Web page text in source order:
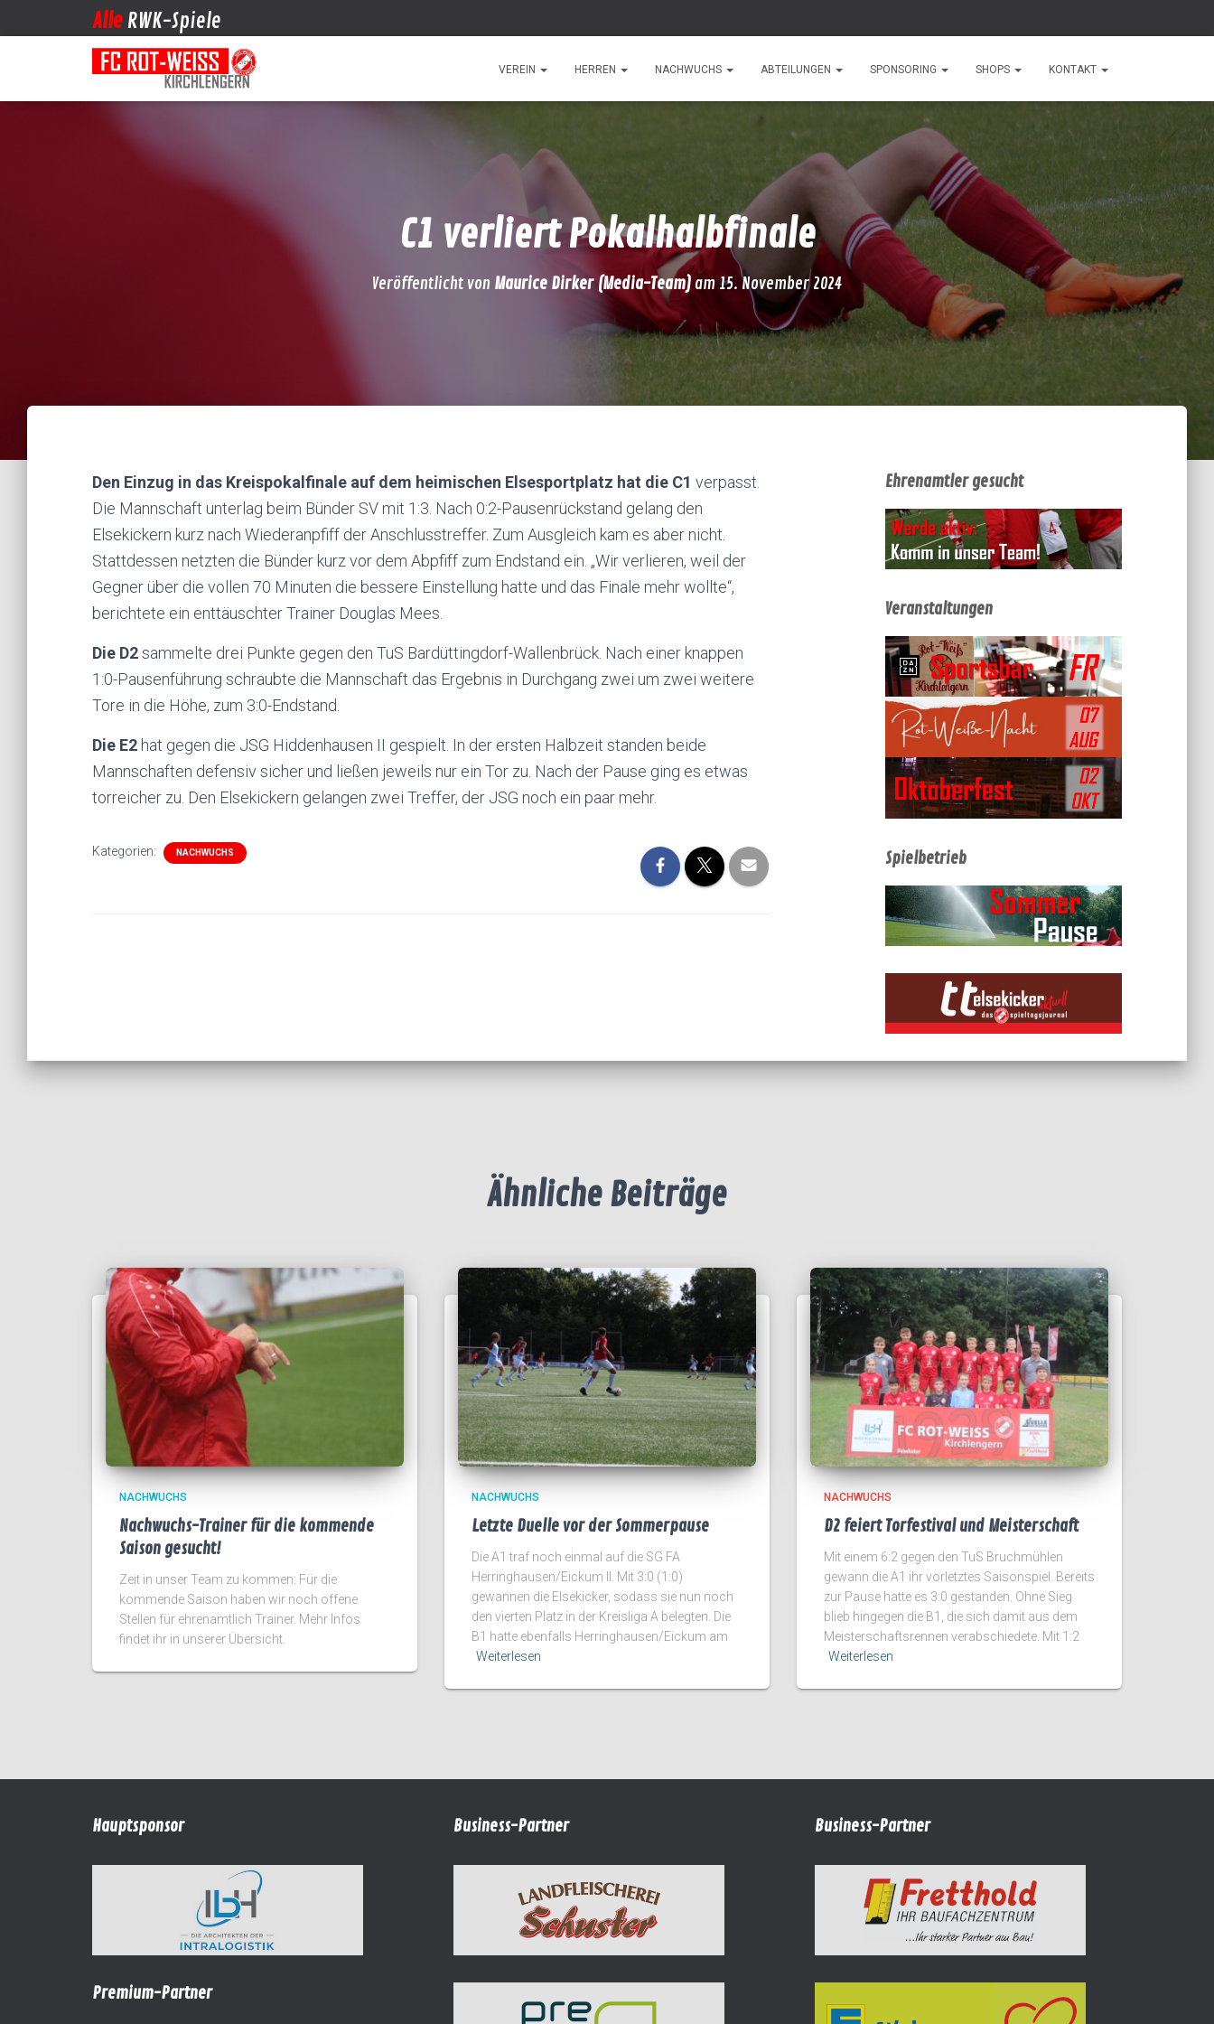
Alle RWK-Spiele
VEREIN HERREN NACHWUCHS ABTEILUNGEN SPONSORING SHOPS KONTAKT
C1 verliert Pokalhalbfinale
Veröffentlicht von Maurice Dirker (Media-Team) am15. November 2024
Den Einzug in das Kreispokalfinale auf dem heimischen Elsesportplatz hat die C1 verpasst.
Die Mannschaft unterlag beim Bünder SV mit 1:3. Nach 0:2-Pausenrückstand gelang den
Elsekickern kurz nach Wiederanpfiff der Anschlusstreffer. Zum Ausgleich kam es aber nicht.
Stattdessen netzten die Bünder kurz vor dem Abpfiff zum Endstand ein. „Wir verlieren, weil der
Gegner über die vollen 70 Minuten die bessere Einstellung hatte und das Finale mehr wollte“,
berichtete ein enttäuschter Trainer Douglas Mees.
Die D2sammelte drei Punkte gegen den TuS Bardüttingdorf-Wallenbrück. Nach einer knappen
1:0-Pausenführung schraubte die Mannschaft das Ergebnis in Durchgang zwei um zwei weitere
Tore in die Höhe, zum 3:0-Endstand.
Die E2 hat gegen die JSG Hiddenhausen II gespielt. In der ersten Halbzeit standen beide
Mannschaften defensiv sicher und ließen jeweils nur ein Tor zu. Nach der Pause ging es etwas
torreicher zu. Den Elsekickern gelangen zwei Treffer, der JSG noch ein paar mehr.
Kategorien: NACHWUCHS
Ehrenamtler gesucht
Veranstaltungen
Spielbetrieb
Ähnliche Beiträge
NACHWUCHS
Nachwuchs-Trainer für die kommende
Saison gesucht!
Zeit in unser Team zu kommen: Für die
kommende Saison haben wir noch offene
Stellen für ehrenamtlich Trainer. Mehr Infos
findet ihr in unserer Übersicht.
NACHWUCHS
Letzte Duelle vor der Sommerpause
Die A1 traf noch einmal auf die SG FA
Herringhausen/Eickum II. Mit 3:0 (1:0)
gewannen die Elsekicker, sodass sie nun noch
den vierten Platz in der Kreisliga A belegten. Die
B1 hatte ebenfalls Herringhausen/Eickum am
Weiterlesen
NACHWUCHS
D2 feiert Torfestival und Meisterschaft
Mit einem 6:2 gegen den TuS Bruchmühlen
gewann die A1 ihr vorletztes Saisonspiel. Bereits
zur Pause hatte es 3:0 gestanden. Ohne Sieg
blieb hingegen die B1, die sich damit aus dem
Meisterschaftsrennen verabschiedete. Mit 1:2
Weiterlesen
Hauptsponsor
Premium-Partner
Business-Partner Business-Partner